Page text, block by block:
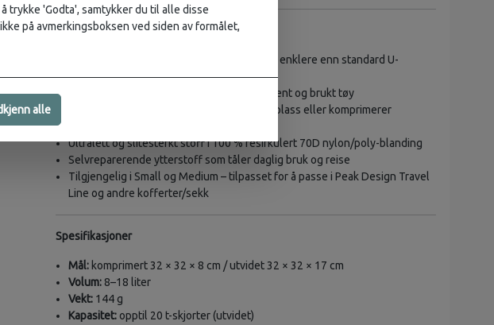
Egenskaper
Rask tilgang med unik tear-away-glidelås – enklere enn standard U-
glidelås
Justerbar innvendig skillevegg for å dele rent og brukt tøy
Komprimeringsglidelås som enten gir mer plass eller komprimerer
Ultralett og slitesterkt stoff i 100 % resirkulert 70D nylon/poly-blanding
Selvreparerende ytterstoff som tåler daglig bruk og reise
Tilgjengelig i Small og Medium – tilpasset for å passe i Peak Design Travel
Line og andre kofferter/sekk
Spesifikasjoner
Mål:komprimert 32 × 32 × 8 cm / utvidet 32 × 32 × 17 cm
Volum:8–18 liter
Vekt:144 g
Kapasitet:opptil 20 t-skjorter (utvidet)
trykke 'Godta', samtykker du til alle disse
på avmerkingsboksen ved siden av formålet,
alle